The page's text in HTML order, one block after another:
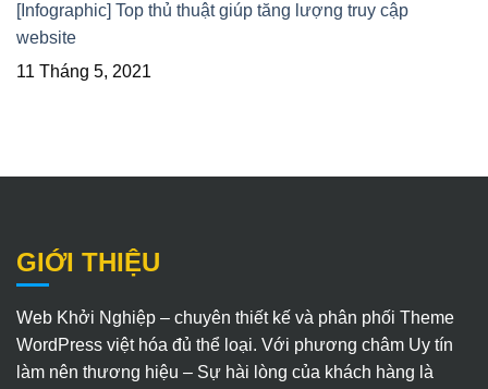
[Infographic] Top thủ thuật giúp tăng lượng truy cập
website
11 Tháng 5, 2021
GIỚI THIỆU
Web Khởi Nghiệp – chuyên thiết kế và phân phối Theme
WordPress việt hóa đủ thể loại. Với phương châm Uy tín
làm nên thương hiệu – Sự hài lòng của khách hàng là